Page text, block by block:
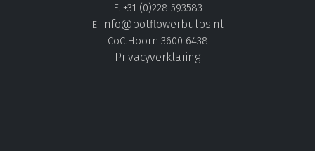
F. +31 (0)228 593583
E. info@botflowerbulbs.nl
CoC.Hoorn 3600 6438
Privacyverklaring